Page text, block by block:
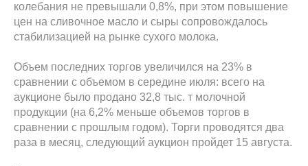
колебания не превышали 0,8%, при этом повышение
цен на сливочное масло и сыры сопровождалось
стабилизацией на рынке сухого молока.
Объем последних торгов увеличился на 23% в
сравнении с объемом в середине июля: всего на
аукционе было продано 32,8 тыс. т молочной
продукции (на 6,2% меньше объемов торгов в
сравнении с прошлым годом). Торги проводятся два
раза в месяц, следующий аукцион пройдет 15 августа.